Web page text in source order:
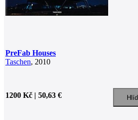
PreFab Houses
Taschen, 2010
1200 Kč | 50,63 €